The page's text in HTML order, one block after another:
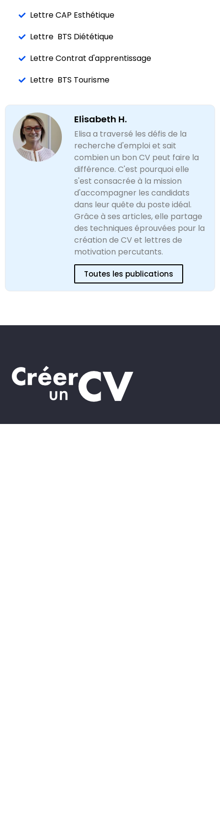
Lettre CAP Esthétique
Lettre BTS Diététique
Lettre Contrat d'apprentissage
Lettre BTS Tourisme
Elisabeth H.
Elisa a traversé les défis de la
recherche d'emploi et sait
combien un bon CV peut faire la
différence. C'est pourquoi elle
s'est consacrée à la mission
d'accompagner les candidats
dans leur quête du poste idéal.
Grâce à ses articles, elle partage
des techniques éprouvées pour la
création de CV et lettres de
motivation percutants.
Toutes les publications